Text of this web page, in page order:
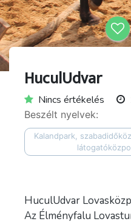
HuculUdvar
Nincs értékelés
Beszélt nyelvek:
Kalandpark,
HuculUdvar
Az Élményfalu